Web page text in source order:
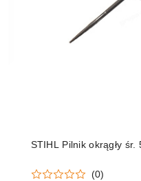
STIHL Pilnik okrągły śr.
(0)